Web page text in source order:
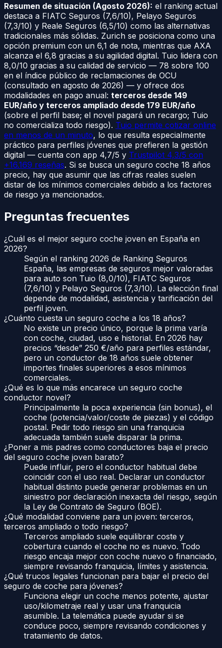
Resumen de situación (Agosto 2026): el ranking actual
destaca a FIATC Seguros (7,6/10), Pelayo Seguros
(7,3/10) y Reale Seguros (6,5/10) como las alternativas
tradicionales más sólidas. Zurich se posiciona como una
opción premium con un 6,1 de nota, mientras que AXA
alcanza el 6,8 gracias a su agilidad digital. Tuio lidera con
8,0/10 gracias a su calidad de servicio — 78 sobre 100
en el índice público de reclamaciones de OCU
(consultado en agosto de 2026) — y ofrece dos
modalidades en pago anual: terceros desde 149
EUR/año y terceros ampliado desde 179 EUR/año
(sobre el perfil base; el novel pagará un recargo; Tuio
no comercializa todo riesgo). Tuio permite cotizar online
en menos de un minuto, lo que resulta especialmente
práctico para perfiles jóvenes que prefieren la gestión
digital — cuenta con app 4,7/5 y Trustpilot 4,3/5 con
+16.169 reseñas. Si se busca un seguro coche 18 años
precio, hay que asumir que las cifras reales suelen
distar de los mínimos comerciales debido a los factores
de riesgo ya mencionados.
Preguntas frecuentes
¿Cuál es el mejor seguro coche joven en España en
2026?
Según el ranking 2026 de Ranking Seguros
España, las empresas de seguros mejor valoradas
para auto son Tuio (8,0/10), FIATC Seguros
(7,6/10) y Pelayo Seguros (7,3/10). La elección final
depende de modalidad, asistencia y tarificación del
perfil joven.
¿Cuánto cuesta un seguro coche a los 18 años?
No existe un precio único, porque la prima varía
con coche, ciudad, uso e historial. En 2026 hay
precios “desde” 250 €/año para perfiles estándar,
pero un conductor de 18 años suele obtener
importes finales superiores a esos mínimos
comerciales.
¿Qué es lo que más encarece un seguro coche
conductor novel?
Principalmente la poca experiencia (sin bonus), el
coche (potencia/valor/coste de piezas) y el código
postal. Pedir todo riesgo sin una franquicia
adecuada también suele disparar la prima.
¿Poner a mis padres como conductores baja el precio
del seguro coche joven barato?
Puede influir, pero el conductor habitual debe
coincidir con el uso real. Declarar un conductor
habitual distinto puede generar problemas en un
siniestro por declaración inexacta del riesgo, según
la Ley de Contrato de Seguro (BOE).
¿Qué modalidad conviene para un joven: terceros,
terceros ampliado o todo riesgo?
Terceros ampliado suele equilibrar coste y
cobertura cuando el coche no es nuevo. Todo
riesgo encaja mejor con coche nuevo o financiado,
siempre revisando franquicia, límites y asistencia.
¿Qué trucos legales funcionan para bajar el precio del
seguro de coche para jóvenes?
Funciona elegir un coche menos potente, ajustar
uso/kilometraje real y usar una franquicia
asumible. La telemática puede ayudar si se
conduce poco, siempre revisando condiciones y
tratamiento de datos.